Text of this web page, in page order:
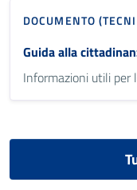
DOCUMENTO
Guida alla
Informazioni utili